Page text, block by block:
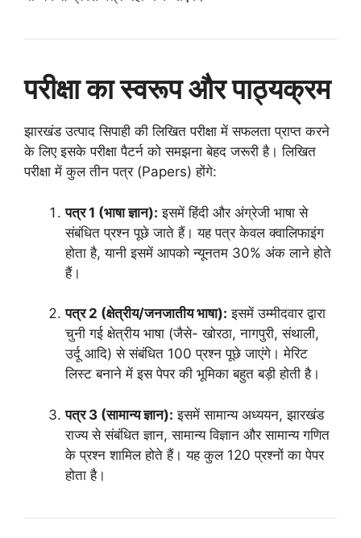
परीक्षा का स्वरूप और पाठ्यक्रम
झारखंड उत्पाद सिपाही की लिखित परीक्षा में सफलता प्राप्त करने
के लिए इसके परीक्षा पैटर्न को समझना बेहद जरूरी है। लिखित
परीक्षा में कुल तीन पत्र (Papers) होंगे:
पत्र 1 (भाषा ज्ञान): इसमें हिंदी और अंग्रेजी भाषा से
संबंधित प्रश्न पूछे जाते हैं। यह पत्र केवल क्वालिफाइंग
होता है, यानी इसमें आपको न्यूनतम 30% अंक लाने होते
हैं।
पत्र 2 (क्षेत्रीय/जनजातीय भाषा): इसमें उम्मीदवार द्वारा
चुनी गई क्षेत्रीय भाषा (जैसे- खोरठा, नागपुरी, संथाली,
उर्दू आदि) से संबंधित 100 प्रश्न पूछे जाएंगे। मेरिट
लिस्ट बनाने में इस पेपर की भूमिका बहुत बड़ी होती है।
पत्र 3 (सामान्य ज्ञान): इसमें सामान्य अध्ययन, झारखंड
राज्य से संबंधित ज्ञान, सामान्य विज्ञान और सामान्य गणित
के प्रश्न शामिल होते हैं। यह कुल 120 प्रश्नों का पेपर
होता है।